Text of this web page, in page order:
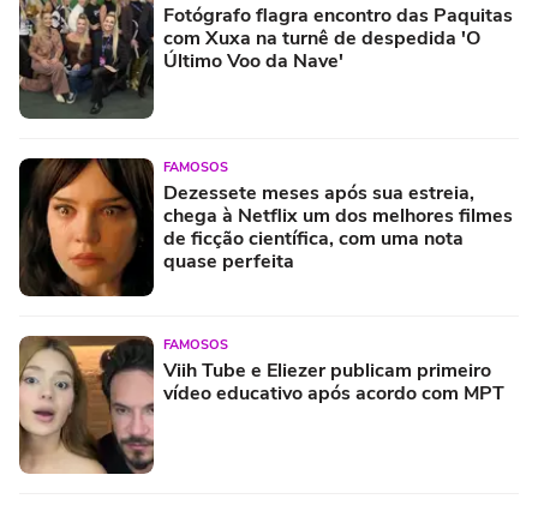
Fotógrafo flagra encontro das Paquitas
com Xuxa na turnê de despedida 'O
Último Voo da Nave'
FAMOSOS
Dezessete meses após sua estreia,
chega à Netflix um dos melhores filmes
de ficção científica, com uma nota
quase perfeita
FAMOSOS
Viih Tube e Eliezer publicam primeiro
vídeo educativo após acordo com MPT